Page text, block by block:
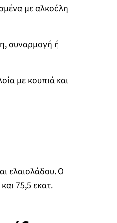
με αλκοόλη
συναρμογή ή
με κουπιά και
ελαιολάδου. Ο
75,5 εκατ.